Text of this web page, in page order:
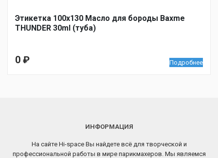
Этикетка 100х130 Масло для бороды Baxme
THUNDER 30ml (туба)
0 ₽ Подробнее
ИНФОРМАЦИЯ
На сайте Hi-space Вы найдете всё для творческой и
профессиональной работы в мире парикмахеров. Мы являемся